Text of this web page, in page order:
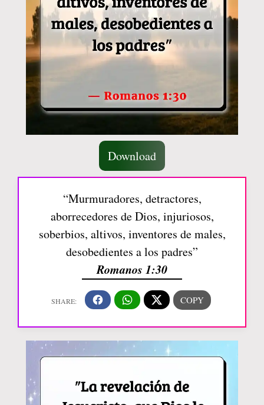
Download
“Murmuradores, detractores,
aborrecedores de Dios, injuriosos,
soberbios, altivos, inventores de males,
desobedientes a los padres”
Romanos 1:30